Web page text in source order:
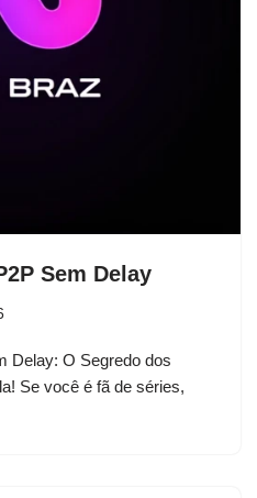
Sem Delay
Delay: O Segredo dos
Se você é fã de séries,